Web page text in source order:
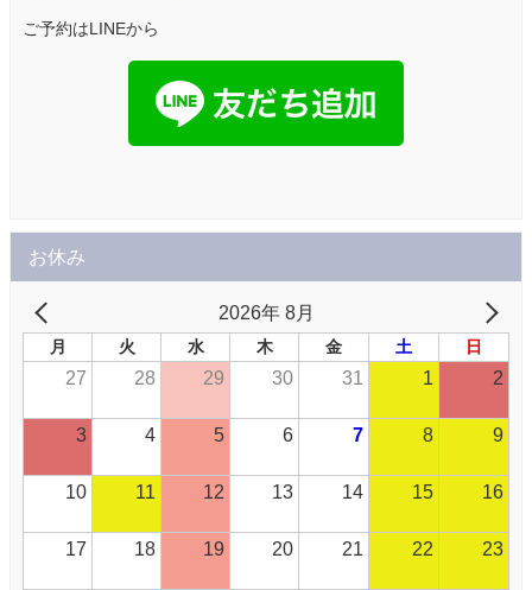
ご予約はLINEから
お休み
2026年 8月
月 火 水 木 金 土 日
27 28 29 30 31 1 2
3 4 5 6 7 8 9
10 11 12 13 14 15 16
17 18 19 20 21 22 23